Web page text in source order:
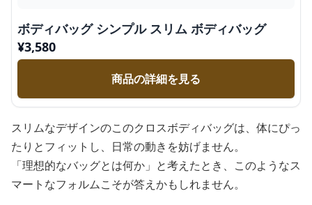
ボディバッグ シンプル スリム ボディバッグ
¥3,580
商品の詳細を見る
スリムなデザインのこのクロスボディバッグは、体にぴっ
たりとフィットし、日常の動きを妨げません。
「理想的なバッグとは何か」と考えたとき、このようなス
マートなフォルムこそが答えかもしれません。